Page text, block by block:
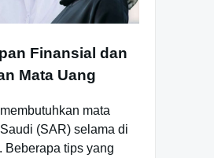
Finansial dan
Mata Uang
mata
(SAR) selama di
Beberapa tips yang